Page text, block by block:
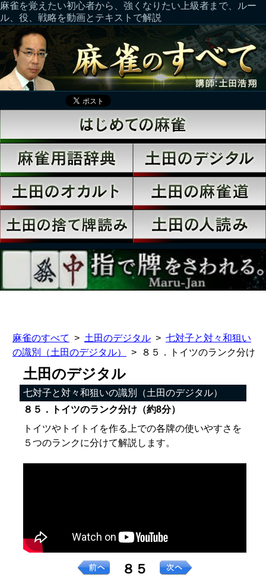
麻雀を覚えたい初心者から、強くなりたい上級者まで、ルー
ル、役、戦略を動画とテキストで解説
麻雀のすべて 土田のデジタル
七対子と対々和狙い
の識別（土田のデジタル）
８５．トイツのランク分け
土田のデジタル
七対子と対々和狙いの識別（土田のデジタル）
８５．トイツのランク分け（約8分）
トイツやトイトイを作る上での各牌の使いやすさを
５つのランクに分けて解説します。
８５